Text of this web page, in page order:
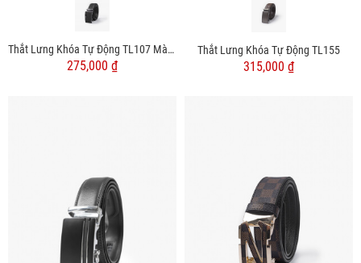
Thắt Lưng Khóa Tự Động TL107 Màu Đen
275,000 ₫
Thắt Lưng Khóa Tự Động TL155
315,000 ₫